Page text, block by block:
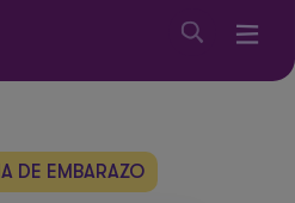
DE EMBARAZO